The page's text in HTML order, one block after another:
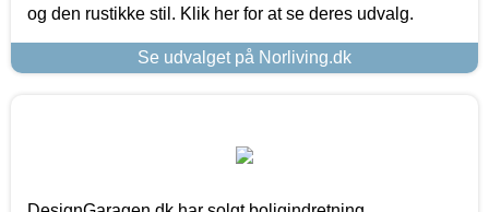
og den rustikke stil. Klik her for at se deres udvalg.
Se udvalget på Norliving.dk